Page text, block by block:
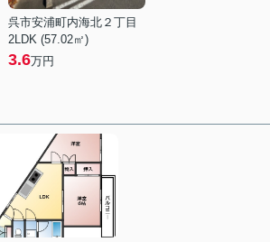
呉市安浦町内海北２丁目
2LDK (57.02㎡)
3.6万円